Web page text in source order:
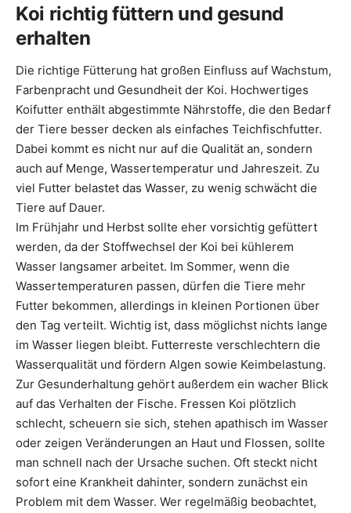
Koi richtig füttern und gesund
erhalten
Die richtige Fütterung hat großen Einfluss auf Wachstum,
Farbenpracht und Gesundheit der Koi. Hochwertiges
Koifutter enthält abgestimmte Nährstoffe, die den Bedarf
der Tiere besser decken als einfaches Teichfischfutter.
Dabei kommt es nicht nur auf die Qualität an, sondern
auch auf Menge, Wassertemperatur und Jahreszeit. Zu
viel Futter belastet das Wasser, zu wenig schwächt die
Tiere auf Dauer.
Im Frühjahr und Herbst sollte eher vorsichtig gefüttert
werden, da der Stoffwechsel der Koi bei kühlerem
Wasser langsamer arbeitet. Im Sommer, wenn die
Wassertemperaturen passen, dürfen die Tiere mehr
Futter bekommen, allerdings in kleinen Portionen über
den Tag verteilt. Wichtig ist, dass möglichst nichts lange
im Wasser liegen bleibt. Futterreste verschlechtern die
Wasserqualität und fördern Algen sowie Keimbelastung.
Zur Gesunderhaltung gehört außerdem ein wacher Blick
auf das Verhalten der Fische. Fressen Koi plötzlich
schlecht, scheuern sie sich, stehen apathisch im Wasser
oder zeigen Veränderungen an Haut und Flossen, sollte
man schnell nach der Ursache suchen. Oft steckt nicht
sofort eine Krankheit dahinter, sondern zunächst ein
Problem mit dem Wasser. Wer regelmäßig beobachtet,